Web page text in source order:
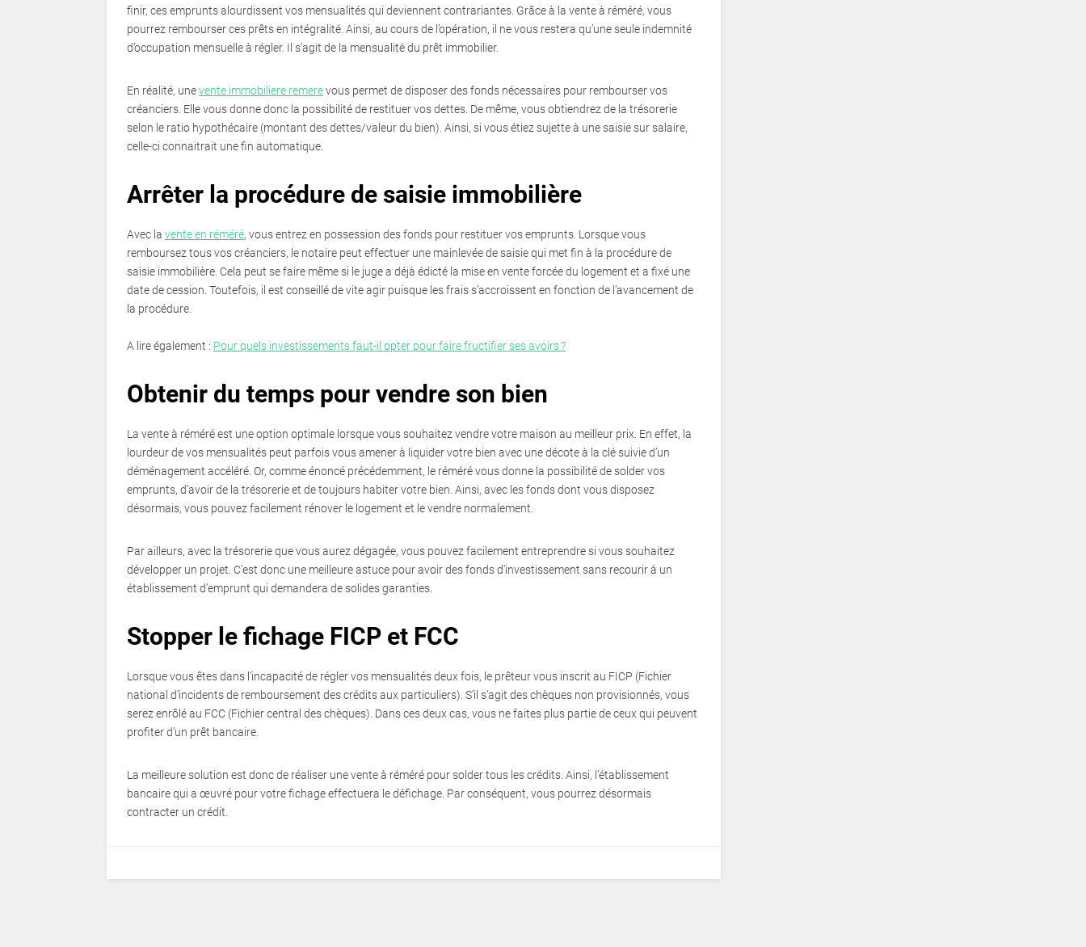
finir, ces emprunts alourdissent vos mensualités qui deviennent contrariantes. Grâce à la vente à réméré, vous
pourrez rembourser ces prêts en intégralité. Ainsi, au cours de l’opération, il ne vous restera qu’une seule indemnité
d’occupation mensuelle à régler. Il s’agit de la mensualité du prêt immobilier.
En réalité, unevente immobiliere remerevous permet de disposer des fonds nécessaires pour rembourser vos
créanciers. Elle vous donne donc la possibilité de restituer vos dettes. De même, vous obtiendrez de la trésorerie
selon le ratio hypothécaire (montant des dettes/valeur du bien). Ainsi, si vous étiez sujette à une saisie sur salaire,
celle-ci connaitrait une fin automatique.
Arrêter la procédure de saisie immobilière
Avec la vente en réméré, vous entrez en possession des fonds pour restituer vos emprunts. Lorsque vous
remboursez tous vos créanciers, le notaire peut effectuer une mainlevée de saisie qui met fin à la procédure de
saisie immobilière. Cela peut se faire même si le juge a déjà édicté la mise en vente forcée du logement et a fixé une
date de cession. Toutefois, il est conseillé de vite agir puisque les frais s’accroissent en fonction de l’avancement de
la procédure.
A lire également : Pour quels investissements faut-il opter pour faire fructifier ses avoirs ?
Obtenir du temps pour vendre son bien
La vente à réméré est une option optimale lorsque vous souhaitez vendre votre maison au meilleur prix. En effet, la
lourdeur de vos mensualités peut parfois vous amener à liquider votre bien avec une décote à la clé suivie d’un
déménagement accéléré. Or, comme énoncé précédemment, le réméré vous donne la possibilité de solder vos
emprunts, d’avoir de la trésorerie et de toujours habiter votre bien. Ainsi, avec les fonds dont vous disposez
désormais, vous pouvez facilement rénover le logement et le vendre normalement.
Par ailleurs, avec la trésorerie que vous aurez dégagée, vous pouvez facilement entreprendre si vous souhaitez
développer un projet. C’est donc une meilleure astuce pour avoir des fonds d’investissement sans recourir à un
établissement d’emprunt qui demandera de solides garanties.
Stopper le fichage FICP et FCC
Lorsque vous êtes dans l’incapacité de régler vos mensualités deux fois, le prêteur vous inscrit au FICP (Fichier
national d’incidents de remboursement des crédits aux particuliers). S’il s’agit des chèques non provisionnés, vous
serez enrôlé au FCC (Fichier central des chèques). Dans ces deux cas, vous ne faites plus partie de ceux qui peuvent
profiter d’un prêt bancaire.
La meilleure solution est donc de réaliser une vente à réméré pour solder tous les crédits. Ainsi, l’établissement
bancaire qui a œuvré pour votre fichage effectuera le défichage. Par conséquent, vous pourrez désormais
contracter un crédit.